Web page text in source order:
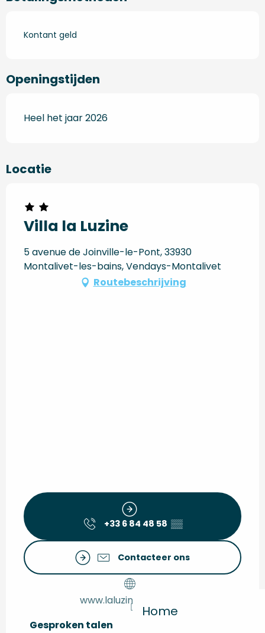
Home
Kontant geld
Openingstijden
Heel het jaar 2026
Locatie
Villa la Luzine
5 avenue de Joinville-le-Pont, 33930
Montalivet-les-bains, Vendays-Montalivet
Routebeschrijving
+33 6 84 48 58 ▒▒
Contacteer ons
www.laluzine-monta.fr
Gesproken talen
Gesproken talen